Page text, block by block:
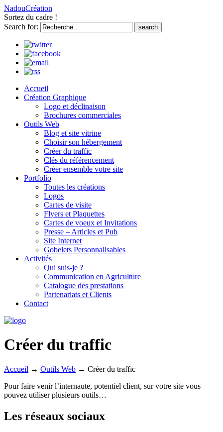
NadouCréation
Sortez du cadre !
Search for:
Accueil
Création Graphique
Logo et déclinaison
Brochures commerciales
Outils Web
Blog et site vitrine
Choisir son hébergement
Créer du traffic
Clés du référencement
Créer ensemble votre site
Portfolio
Toutes les créations
Logos
Cartes de visite
Flyers et Plaquettes
Cartes de voeux et Invitations
Presse – Articles et Pub
Site Internet
Gobelets Personnalisables
Activités
Qui suis-je ?
Communication en Agriculture
Catalogue des prestations
Partenariats et Clients
Contact
Créer du traffic
Accueil → Outils Web → Créer du traffic
Pour faire venir l’internaute, potentiel client, sur votre site vous
pouvez utiliser plusieurs outils…
Les réseaux sociaux